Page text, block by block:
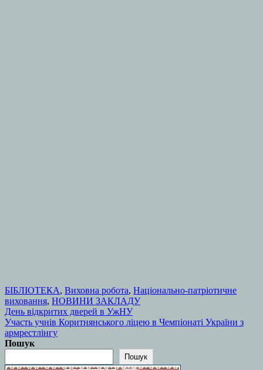
БІБЛІОТЕКА, Виховна робота, Національно-патріотичне
виховання, НОВИНИ ЗАКЛАДУ
Навігація
записів
День відкритих дверей в УжНУ
Участь учнів Коритнянського ліцею в Чемпіонаті України з
армрестлінгу
Пошук
Пошук